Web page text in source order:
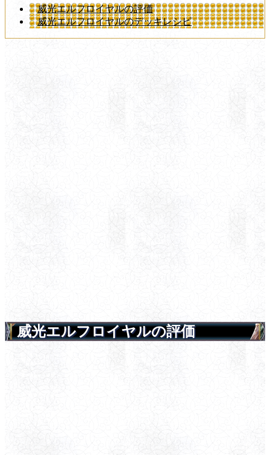
威光エルフロイヤルの評価
威光エルフロイヤルのデッキレシピ
威光エルフロイヤルの評価